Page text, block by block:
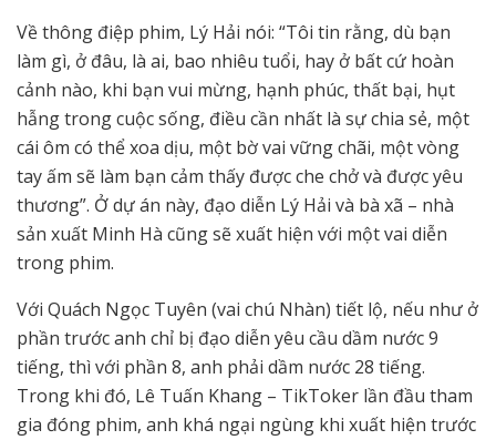
Về thông điệp phim, Lý Hải nói: “Tôi tin rằng, dù bạn
làm gì, ở đâu, là ai, bao nhiêu tuổi, hay ở bất cứ hoàn
cảnh nào, khi bạn vui mừng, hạnh phúc, thất bại, hụt
hẫng trong cuộc sống, điều cần nhất là sự chia sẻ, một
cái ôm có thể xoa dịu, một bờ vai vững chãi, một vòng
tay ấm sẽ làm bạn cảm thấy được che chở và được yêu
thương”. Ở dự án này, đạo diễn Lý Hải và bà xã – nhà
sản xuất Minh Hà cũng sẽ xuất hiện với một vai diễn
trong phim.
Với Quách Ngọc Tuyên (vai chú Nhàn) tiết lộ, nếu như ở
phần trước anh chỉ bị đạo diễn yêu cầu dầm nước 9
tiếng, thì với phần 8, anh phải dầm nước 28 tiếng.
Trong khi đó, Lê Tuấn Khang – TikToker lần đầu tham
gia đóng phim, anh khá ngại ngùng khi xuất hiện trước